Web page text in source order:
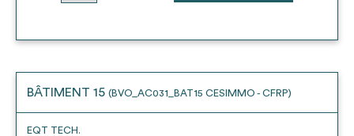
BÂTIMENT 15 (BVO_AC031_BAT15 CESIMMO - CFRP)
EQT TECH.